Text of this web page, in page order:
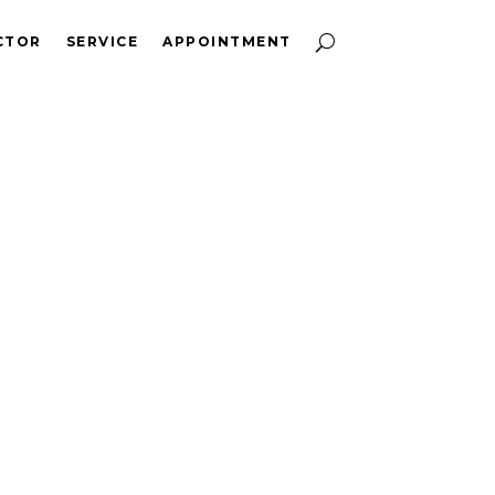
SERVICE APPOINTMENT